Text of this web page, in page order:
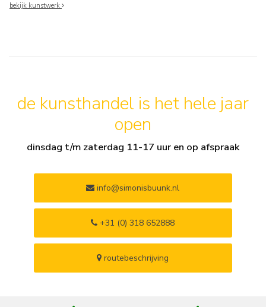
bekijk kunstwerk
de kunsthandel is het hele jaar
open
dinsdag t/m zaterdag 11-17 uur en op afspraak
info@simonisbuunk.nl
+31 (0) 318 652888
routebeschrijving